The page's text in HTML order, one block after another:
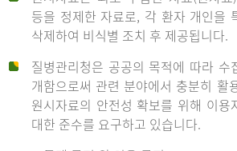
등을 정제한 자료로, 각 환자 개인을
삭제하여 비식별 조치 후 제공됩니다.
질병관리청은 공공의 목적에 따라 수
개함으로써 관련 분야에서 충분히 활
원시자료의 안전성 확보를 위해 이용
대한 준수를 요구하고 있습니다.